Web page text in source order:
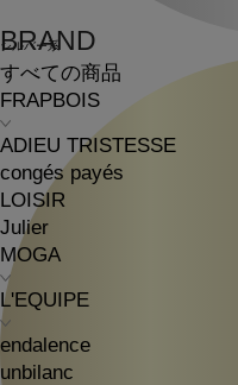
BRAND
すべての商品
FRAPBOIS
ADIEU TRISTESSE
congés payés
LOISIR
Julier
MOGA
L'EQUIPE
endalence
unbilanc
シルバー系